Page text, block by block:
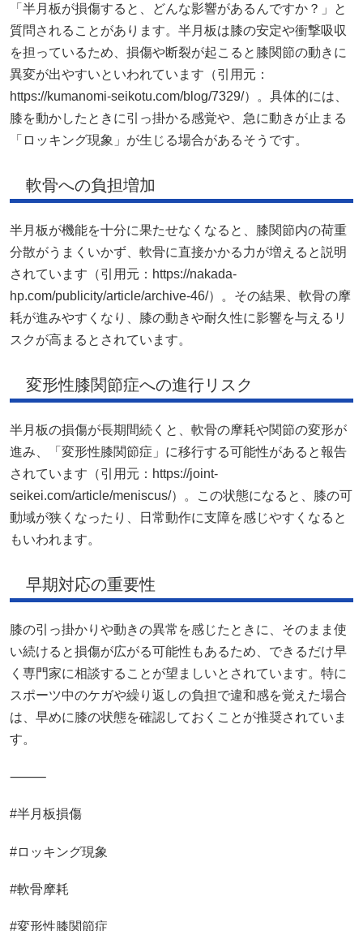
「半月板が損傷すると、どんな影響があるんですか？」と
質問されることがあります。半月板は膝の安定や衝撃吸収
を担っているため、損傷や断裂が起こると膝関節の動きに
異変が出やすいといわれています（引用元：
https://kumanomi-seikotu.com/blog/7329/）。具体的には、
膝を動かしたときに引っ掛かる感覚や、急に動きが止まる
「ロッキング現象」が生じる場合があるそうです。
軟骨への負担増加
半月板が機能を十分に果たせなくなると、膝関節内の荷重
分散がうまくいかず、軟骨に直接かかる力が増えると説明
されています（引用元：https://nakada-
hp.com/publicity/article/archive-46/）。その結果、軟骨の摩
耗が進みやすくなり、膝の動きや耐久性に影響を与えるリ
スクが高まるとされています。
変形性膝関節症への進行リスク
半月板の損傷が長期間続くと、軟骨の摩耗や関節の変形が
進み、「変形性膝関節症」に移行する可能性があると報告
されています（引用元：https://joint-
seikei.com/article/meniscus/）。この状態になると、膝の可
動域が狭くなったり、日常動作に支障を感じやすくなると
もいわれます。
早期対応の重要性
膝の引っ掛かりや動きの異常を感じたときに、そのまま使
い続けると損傷が広がる可能性もあるため、できるだけ早
く専門家に相談することが望ましいとされています。特に
スポーツ中のケガや繰り返しの負担で違和感を覚えた場合
は、早めに膝の状態を確認しておくことが推奨されていま
す。
⸻
#半月板損傷
#ロッキング現象
#軟骨摩耗
#変形性膝関節症